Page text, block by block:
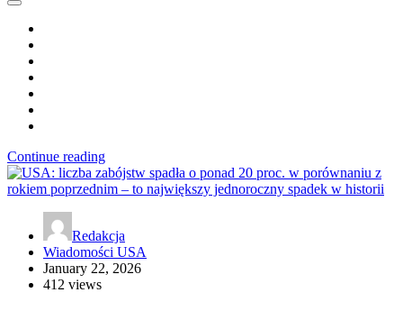
Continue reading
Redakcja
Wiadomości USA
January 22, 2026
412 views